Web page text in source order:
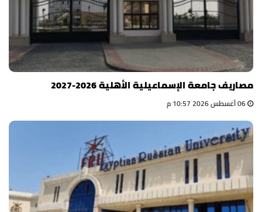
مصاريف جامعة الإسماعيلية الأهلية 2026-2027